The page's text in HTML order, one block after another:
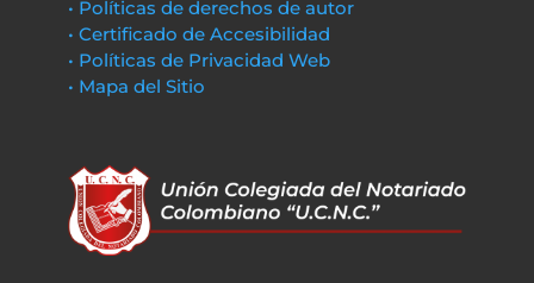
• Políticas de derechos de autor
• Certificado de Accesibilidad
• Políticas de Privacidad Web
• Mapa del Sitio